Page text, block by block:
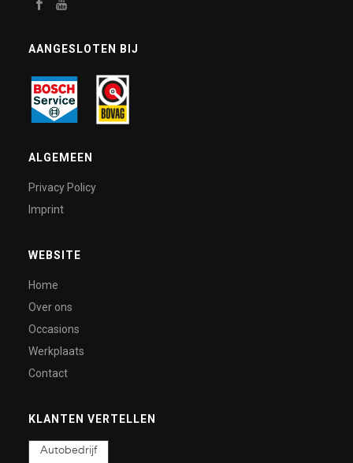
AANGESLOTEN BIJ
ALGEMEEN
Privacy Policy
Imprint
WEBSITE
Home
Over ons
Occasions
Werkplaats
Contact
KLANTEN VERTELLEN
Autobedrijf